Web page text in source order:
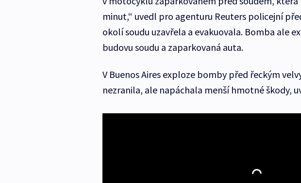
minut,“ uvedl pro agenturu Reuters policejní
okolí soudu uzavřela a evakuovala. Bomba ale
budovu soudu a zaparkovaná auta.
V Buenos Aires exploze bomby před řeckým
nezranila, ale napáchala menší hmotné škody,